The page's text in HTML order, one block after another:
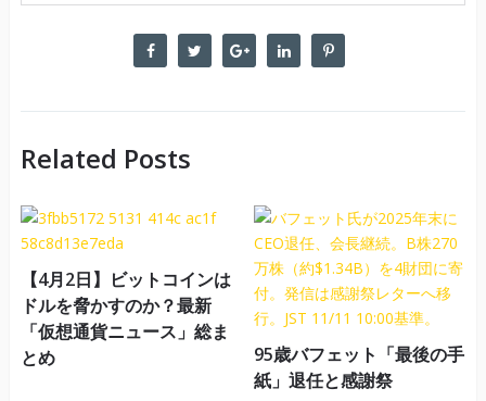
Related Posts
【4月2日】ビットコインは
ドルを脅かすのか？最新
「仮想通貨ニュース」総ま
とめ
95歳バフェット「最後の手
紙」退任と感謝祭